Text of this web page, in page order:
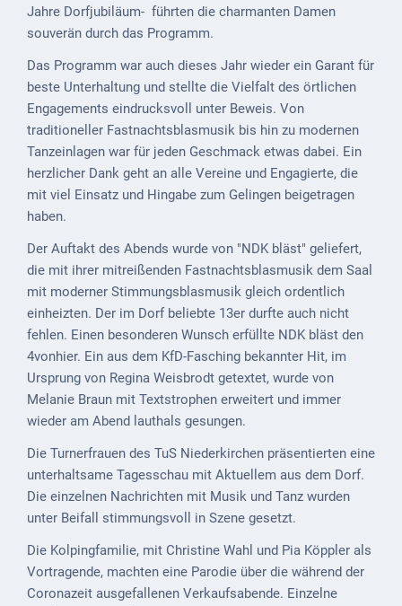
Breitbandausbau/
Telekommunikation
Post
Mobilität
Wasser-
und
Abwasser
Katastrophenschutz
Notfallnummern
Niederkirchen
bei
Social
Media
Sitemap
Downloads
Historisches
Bau
Jahre Dorfjubiläum- führten die charmanten Damen
souverän durch das Programm.
Das Programm war auch dieses Jahr wieder ein Garant für
beste Unterhaltung und stellte die Vielfalt des örtlichen
Engagements eindrucksvoll unter Beweis. Von
traditioneller Fastnachtsblasmusik bis hin zu modernen
Tanzeinlagen war für jeden Geschmack etwas dabei. Ein
herzlicher Dank geht an alle Vereine und Engagierte, die
mit viel Einsatz und Hingabe zum Gelingen beigetragen
haben.
Der Auftakt des Abends wurde von "NDK bläst" geliefert,
die mit ihrer mitreißenden Fastnachtsblasmusik dem Saal
mit moderner Stimmungsblasmusik gleich ordentlich
einheizten. Der im Dorf beliebte 13er durfte auch nicht
fehlen. Einen besonderen Wunsch erfüllte NDK bläst den
4vonhier. Ein aus dem KfD-Fasching bekannter Hit, im
Ursprung von Regina Weisbrodt getextet, wurde von
Melanie Braun mit Textstrophen erweitert und immer
wieder am Abend lauthals gesungen.
Die Turnerfrauen des TuS Niederkirchen präsentierten eine
unterhaltsame Tagesschau mit Aktuellem aus dem Dorf.
Die einzelnen Nachrichten mit Musik und Tanz wurden
unter Beifall stimmungsvoll in Szene gesetzt.
Die Kolpingfamilie, mit Christine Wahl und Pia Köppler als
Vortragende, machten eine Parodie über die während der
Coronazeit ausgefallenen Verkaufsabende. Einzelne